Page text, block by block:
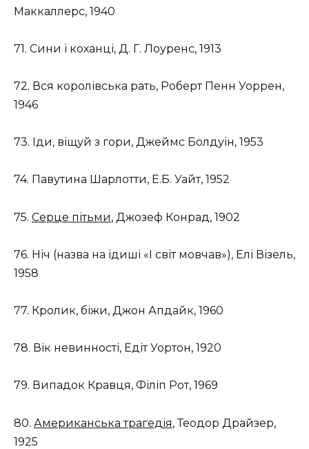
Маккаллерс, 1940
71. Сини і коханці, Д. Г. Лоуренс, 1913
72. Вся королівська рать, Роберт Пенн Уоррен,
1946
73. Іди, віщуй з гори, Джеймс Болдуін, 1953
74. Павутина Шарлотти, Е.Б. Уайт, 1952
75. Серце пітьми, Джозеф Конрад, 1902
76. Ніч (назва на ідиші «І світ мовчав»), Елі Візель,
1958
77. Кролик, біжи, Джон Апдайк, 1960
78. Вік невинності, Едіт Уортон, 1920
79. Випадок Кравця, Філіп Рот, 1969
80. Американська трагедія, Теодор Драйзер,
1925